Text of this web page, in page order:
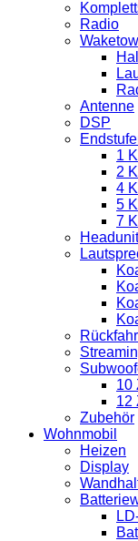
Radio
Antenne
DSP
1
2
4
5
7
Headunit
10
12
Zubehör
Wohnmobil
Heizen
Display